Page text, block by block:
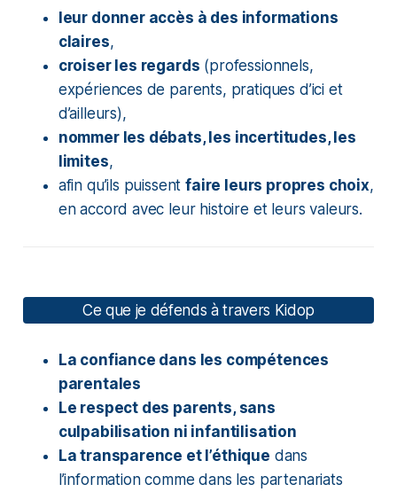
leur donner accès à des informations
claires,
croiser les regards (professionnels,
expériences de parents, pratiques d’ici et
d’ailleurs),
nommer les débats, les incertitudes, les
limites,
afin qu’ils puissentfaire leurs propres choix,
en accord avec leur histoire et leurs valeurs.
Ce que je défends à travers Kidop
La confiance dans les compétences
parentales
Le respect des parents, sans
culpabilisation ni infantilisation
La transparence et l’éthique dans
l’information comme dans les partenariats